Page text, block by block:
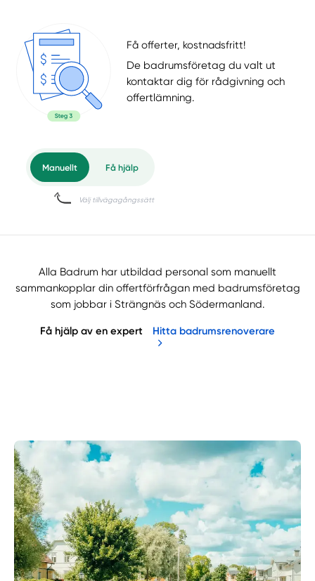
Få offerter, kostnadsfritt!
De badrumsföretag du valt ut
kontaktar dig för rådgivning och
offertlämning.
Alla Badrum har utbildad personal som manuellt
sammankopplar din offertförfrågan med badrumsföretag
som jobbar i Strängnäs och Södermanland.
Få hjälp av en expert Hitta badrumsrenoverare